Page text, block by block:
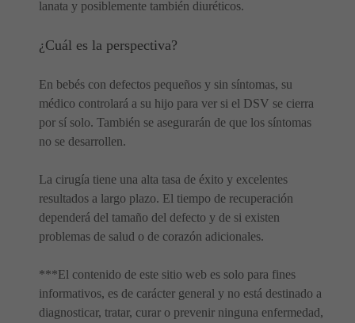
lanata y posiblemente también diuréticos.
¿Cuál es la perspectiva?
En bebés con defectos pequeños y sin síntomas, su
médico controlará a su hijo para ver si el DSV se cierra
por sí solo. También se asegurarán de que los síntomas
no se desarrollen.
La cirugía tiene una alta tasa de éxito y excelentes
resultados a largo plazo. El tiempo de recuperación
dependerá del tamaño del defecto y de si existen
problemas de salud o de corazón adicionales.
***El contenido de este sitio web es solo para fines
informativos, es de carácter general y no está destinado a
diagnosticar, tratar, curar o prevenir ninguna enfermedad,